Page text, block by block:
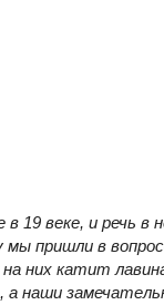
веке, и речь в
пришли в
них катит
наши